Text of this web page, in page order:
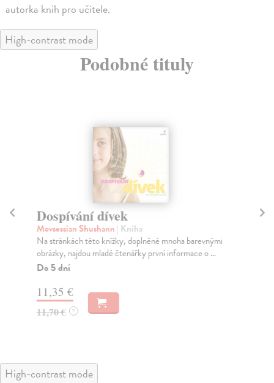
autorka knih pro učitele.
High-contrast mode
Podobné tituly
Dospívání dívek
Movsessian Shushann | Kniha
Na stránkách této knížky, doplněné mnoha barevnými
obrázky, najdou mladé čtenářky první informace o ...
Do 5 dní
11,35 €
11,70 € ?
High-contrast mode